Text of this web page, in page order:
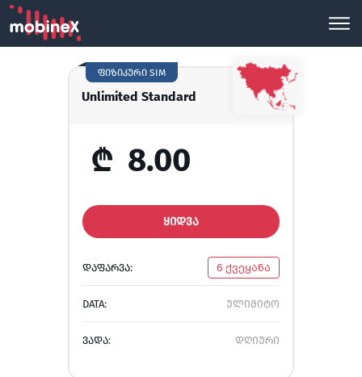
Unlimited Standard
ფიზიკური SIM
₾ 8.00
ᲧᲘᲓᲕᲐ
ᲓᲐᲤᲐᲠᲕᲐ: 6 ქვეყანა
DATA: ულიმიტო
ᲕᲐᲓᲐ: დღიური